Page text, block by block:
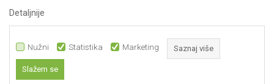
Zamena artikala
PRATITE NAS
Detaljnije
Nužni Statistika Marketing Saznaj više
Slažem se